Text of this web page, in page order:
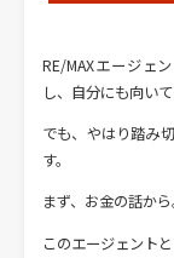
RE/MAXエージェ
し、自分にも向い
でも、やはり踏み
す。
まず、お金の話から
このエージェント